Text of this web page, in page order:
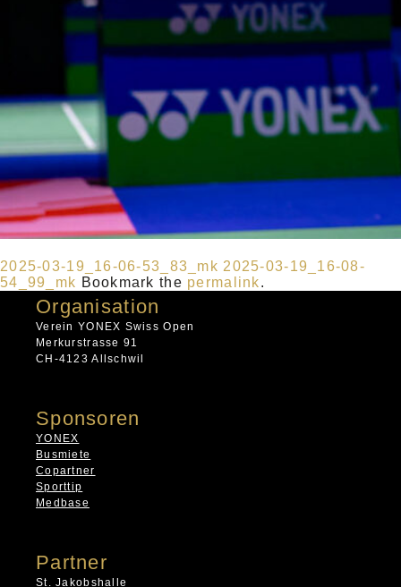
2025-03-19_16-06-53_83_mk 2025-03-19_16-08-
54_99_mk Bookmark the permalink.
Organisation
Verein YONEX Swiss Open
Merkurstrasse 91
CH-4123 Allschwil
Sponsoren
YONEX
Busmiete
Copartner
Sporttip
Medbase
Partner
St. Jakobshalle